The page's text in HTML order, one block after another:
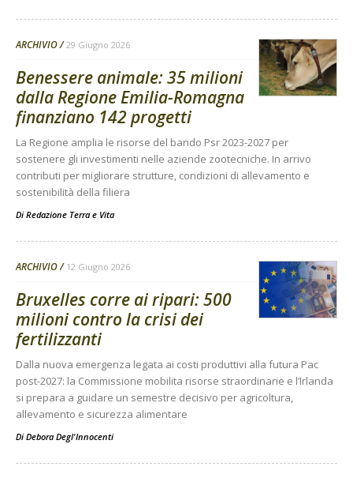
ARCHIVIO 29 Giugno 2026
Benessere animale: 35 milioni
dalla Regione Emilia-Romagna
finanziano 142 progetti
La Regione amplia le risorse del bando Psr 2023-2027 per
sostenere gli investimenti nelle aziende zootecniche. In arrivo
contributi per migliorare strutture, condizioni di allevamento e
sostenibilità della filiera
Di Redazione Terra e Vita
ARCHIVIO 12 Giugno 2026
Bruxelles corre ai ripari: 500
milioni contro la crisi dei
fertilizzanti
Dalla nuova emergenza legata ai costi produttivi alla futura Pac
post-2027: la Commissione mobilita risorse straordinarie e l’Irlanda
si prepara a guidare un semestre decisivo per agricoltura,
allevamento e sicurezza alimentare
Di Debora Degl'Innocenti